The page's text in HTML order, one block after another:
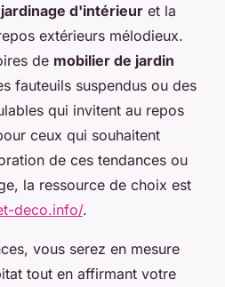
jardinage d'intérieur et la
extérieurs mélodieux.
de mobilier de jardin
fauteuils suspendus ou des
qui invitent au repos
ceux qui souhaitent
de ces tendances ou
la ressource de choix est
deco.info/.
vous serez en mesure
tout en affirmant votre